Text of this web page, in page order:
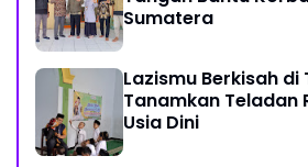
Sumatera
Lazismu Berkisah di
Tanamkan Teladan
Usia Dini